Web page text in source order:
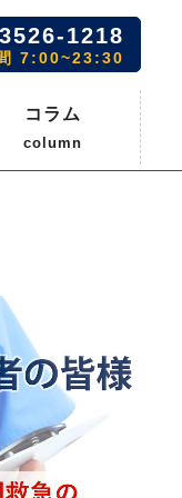
1218
7:00~23:30
コラム
column